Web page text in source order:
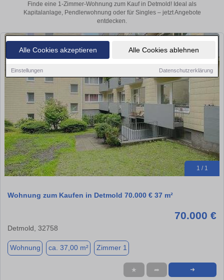
Alle Cookies akzeptieren Alle Cookies ablehnen
Einstellungen Datenschutzerklärung
Finde eine 1-Zimmer-Wohnung zum Kauf in Detmold! Ideal als
Kapitalanlage, Pendlerwohnung oder für Singles – jetzt Angebote
entdecken.
1 / 1
Wohnung zum Kaufen in Detmold 70.000 € 37 m²
70.000 €
Detmold, 32758
Wohnung ca. 37,00 m² Zimmer 1
★ ➦ ➜